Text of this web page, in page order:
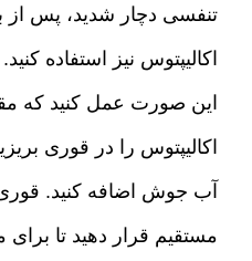
تنفسی دچار شدید، پس از
اکالیپتوس نیز استفاده کنید.
این صورت عمل کنید که
اکالیپتوس را در قوری
آب جوش اضافه کنید.
مستقیم قرار دهید تا